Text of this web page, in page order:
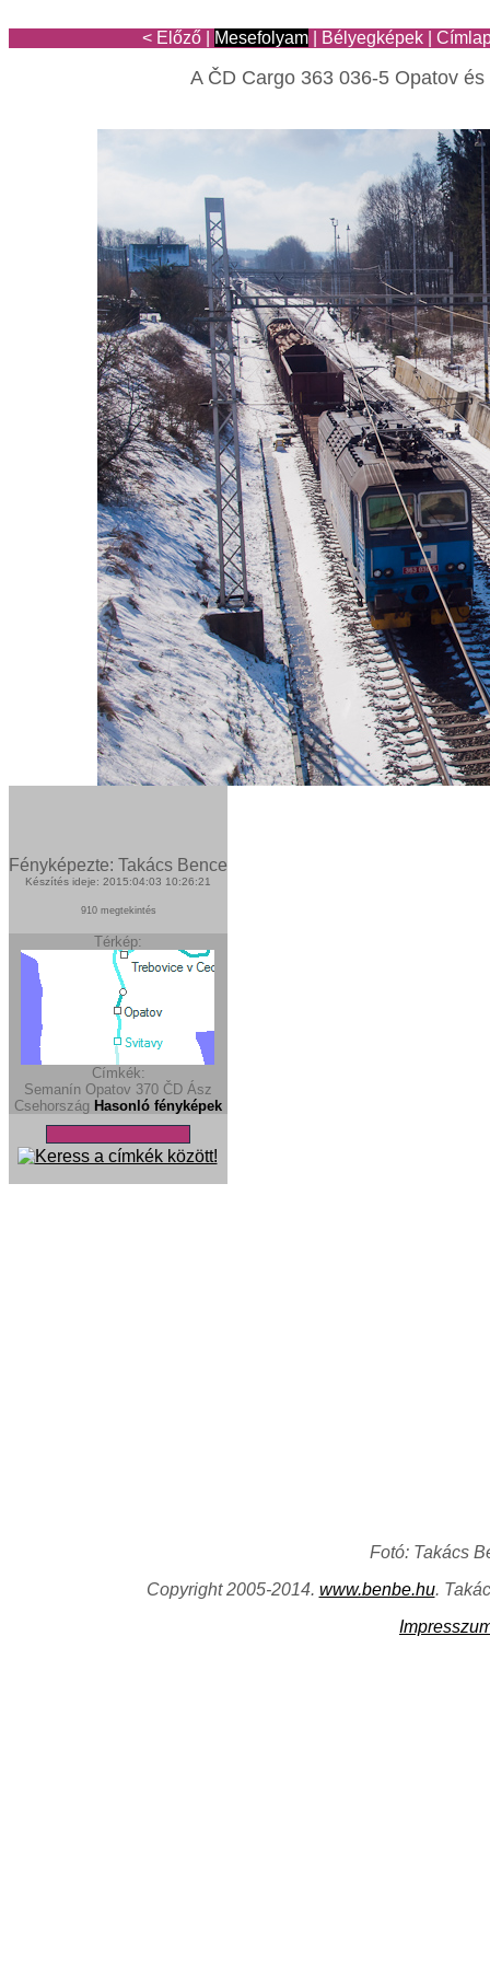
< Előző Mesefolyam Bélyegképek
A ČD Cargo 363 036-5 Opatov
Fényképezte: Takács Bence
Készítés ideje: 2015:04:03 10:26:21
910 megtekintés
Térkép:
Címkék:
Semanín Opatov 370 ČD Ász
Csehország Hasonló fényképek
Fotó: Takács
Copyright 2005-2014. www.benbe.hu.